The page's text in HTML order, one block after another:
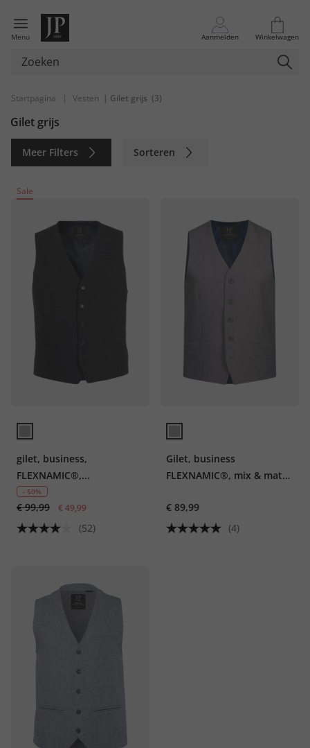
Menu Aanmelden Winkelwagen
Startpagina | Vesten | Gilet grijs (3)
Gilet grijs
Meer Filters Sorteren
Sale
gilet, business,
FLEXNAMIC®,
combineersysteem Zeus,
t/m mt. 72/236
- 50%
€ 99,99 € 49,99
(52)
Gilet, business
FLEXNAMIC®, mix & match
€ 89,99
(4)